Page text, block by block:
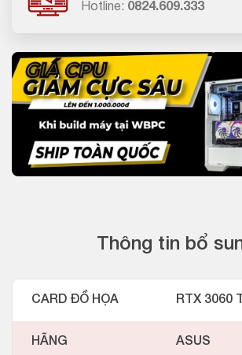
Hotline: 0824.609.333
Thông tin bổ
CARD ĐỒ HỌA RTX 3060
HÃNG ASUS